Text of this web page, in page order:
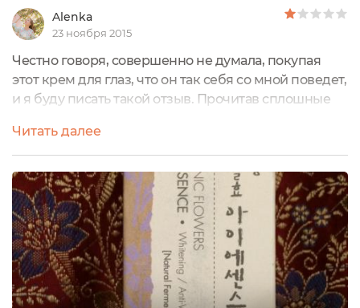
Alenka
23 ноября 2015
Честно говоря, совершенно не думала, покупая
этот крем для глаз, что он так себя со мной поведет,
и я буду писать такой отзыв. Прочитав сплошные
производителя, из которого сразу понятно «О! Это
то, что мне надо », я решилась на покупку. Хотя цена
средства не бюджетная (в среднем около 1700
руб.), но подкупил большой объем – 40 г. Обычно
средства...
Читать далее